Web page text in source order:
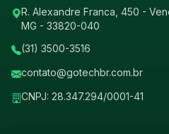
R. Alexandre Franca, 450 -
MG - 33820-040
(31) 3500-3516
contato@gotechbr.com.br
CNPJ: 28.347.294/0001-41